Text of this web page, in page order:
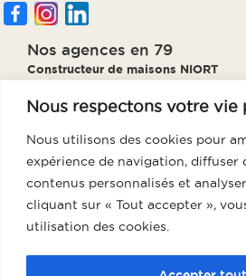
Nous respectons votre vie
Nous utilisons des cookies pour
expérience de navigation, diffuser
contenus personnalisés et
cliquant sur « Tout accepter »,
utilisation des cookies.
Nos agences en 79
Constructeur de maisons NIORT
Constructeur de maisons
Notre agence en 85
Notre agence en 86
Constructeur de maisons Poitiers
Notre agence en 17